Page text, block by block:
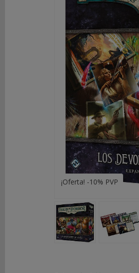
JUEGOS
SEGUNDA
MANO
NOVEDADES
OFERTAS
ACCESORIOS
MARCAS
¡Oferta! -10% PVP